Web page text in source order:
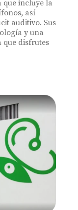
que incluye la
así
auditivo. Sus
y una
disfrutes